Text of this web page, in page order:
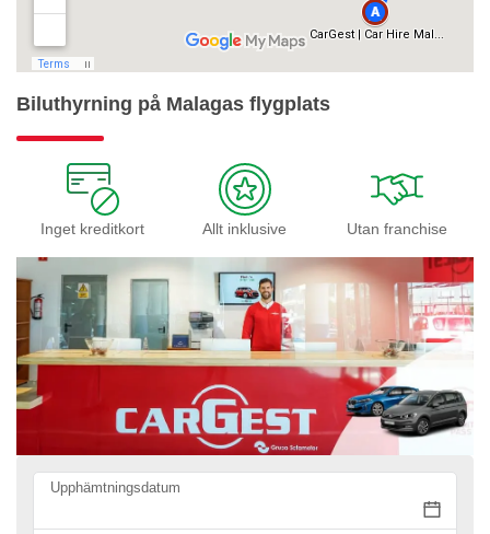
Biluthyrning på Malagas flygplats
Inget kreditkort Allt inklusive Utan franchise
Upphämtningsdatum